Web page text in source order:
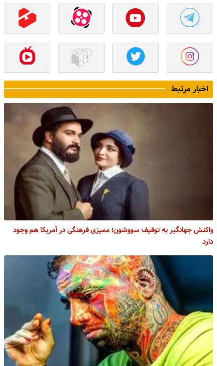
اخبار مرتبط
واکنش جهانگیر به توقیف سووشون؛ ممیزی فرهنگی در آمریکا هم وجود
دارد